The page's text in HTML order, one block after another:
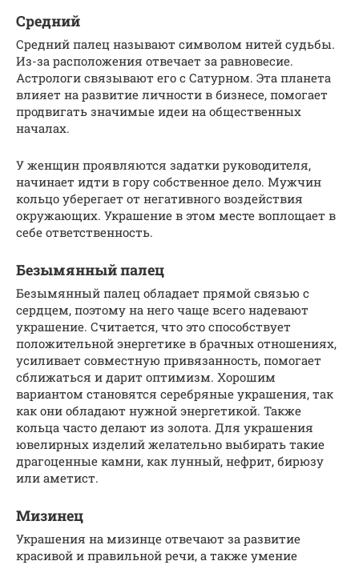
Средний
Средний палец называют символом нитей судьбы.
Из-за расположения отвечает за равновесие.
Астрологи связывают его с Сатурном. Эта планета
влияет на развитие личности в бизнесе, помогает
продвигать значимые идеи на общественных
началах.
У женщин проявляются задатки руководителя,
начинает идти в гору собственное дело. Мужчин
кольцо уберегает от негативного воздействия
окружающих. Украшение в этом месте воплощает в
себе ответственность.
Безымянный палец
Безымянный палец обладает прямой связью с
сердцем, поэтому на него чаще всего надевают
украшение. Считается, что это способствует
положительной энергетике в брачных отношениях,
усиливает совместную привязанность, помогает
сближаться и дарит оптимизм. Хорошим
вариантом становятся серебряные украшения, так
как они обладают нужной энергетикой. Также
кольца часто делают из золота. Для украшения
ювелирных изделий желательно выбирать такие
драгоценные камни, как лунный, нефрит, бирюзу
или аметист.
Мизинец
Украшения на мизинце отвечают за развитие
красивой и правильной речи, а также умение